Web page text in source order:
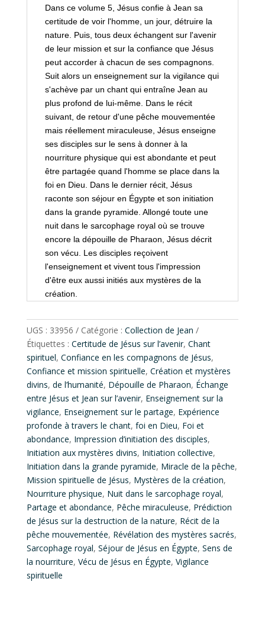
Dans ce volume 5, Jésus confie à Jean sa
certitude de voir l'homme, un jour, détruire la
nature. Puis, tous deux échangent sur l'avenir
de leur mission et sur la confiance que Jésus
peut accorder à chacun de ses compagnons.
Suit alors un enseignement sur la vigilance qui
s'achève par un chant qui entraîne Jean au
plus profond de lui-même. Dans le récit
suivant, de retour d'une pêche mouvementée
mais réellement miraculeuse, Jésus enseigne
ses disciples sur le sens à donner à la
nourriture physique qui est abondante et peut
être partagée quand l'homme se place dans la
foi en Dieu. Dans le dernier récit, Jésus
raconte son séjour en Égypte et son initiation
dans la grande pyramide. Allongé toute une
nuit dans le sarcophage royal où se trouve
encore la dépouille de Pharaon, Jésus décrit
son vécu. Les disciples reçoivent
l'enseignement et vivent tous l'impression
d'être eux aussi initiés aux mystères de la
création.
UGS : 33956 Catégorie : Collection de Jean
Étiquettes : Certitude de Jésus sur l’avenir, Chant
spirituel, Confiance en les compagnons de Jésus,
Confiance et mission spirituelle, Création et mystères
divins, de l’humanité, Dépouille de Pharaon, Échange
entre Jésus et Jean sur l’avenir, Enseignement sur la
vigilance, Enseignement sur le partage, Expérience
profonde à travers le chant, foi en Dieu, Foi et
abondance, Impression d’initiation des disciples,
Initiation aux mystères divins, Initiation collective,
Initiation dans la grande pyramide, Miracle de la pêche,
Mission spirituelle de Jésus, Mystères de la création,
Nourriture physique, Nuit dans le sarcophage royal,
Partage et abondance, Pêche miraculeuse, Prédiction
de Jésus sur la destruction de la nature, Récit de la
pêche mouvementée, Révélation des mystères sacrés,
Sarcophage royal, Séjour de Jésus en Égypte, Sens de
la nourriture, Vécu de Jésus en Égypte, Vigilance
spirituelle